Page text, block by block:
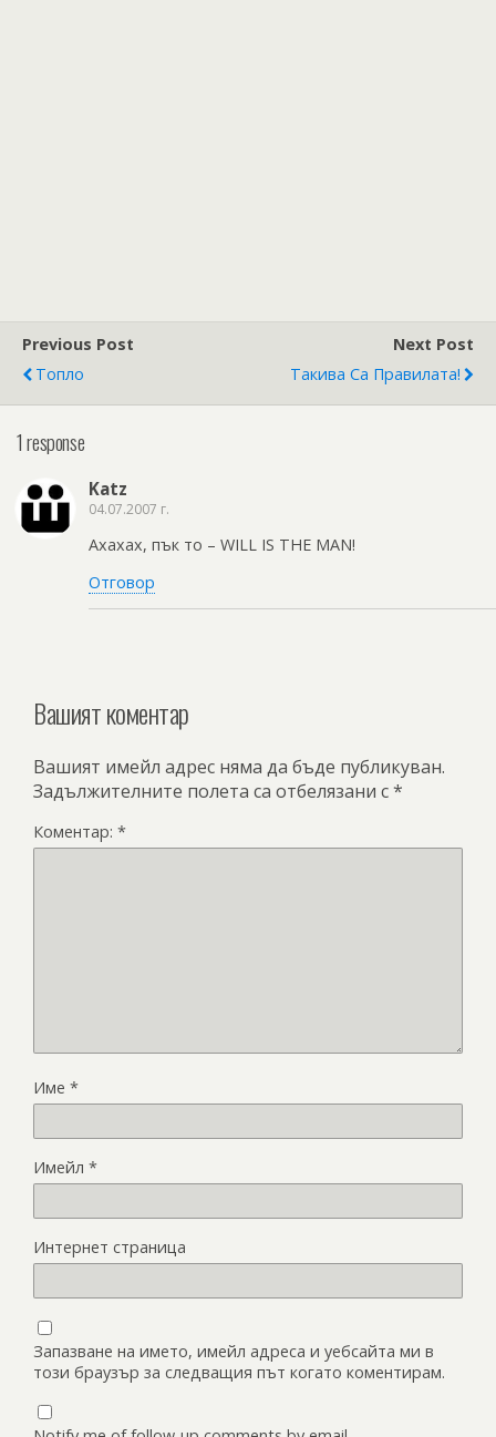
Previous Post
Топло
Next Post
Такива Са Правилата!
1 response
Katz
04.07.2007 г.
Ахахах, пък то – WILL IS THE MAN!
Отговор
Вашият коментар
Вашият имейл адрес няма да бъде публикуван.
Задължителните полета са отбелязани с*
Коментар: *
Име *
Имейл *
Интернет страница
Запазване на името, имейл адреса и уебсайта ми в
този браузър за следващия път когато коментирам.